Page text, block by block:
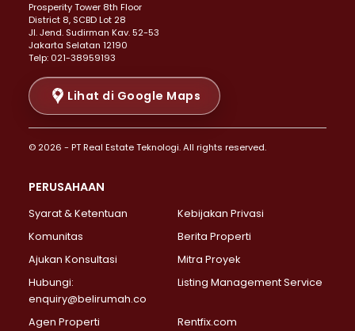
Properti Dijual di Menteng >
Properti Dijual di Senen >
Properti Dijual di Tanah Abang >
Properti Dijual di Cikini >
Properti Dijual di Kramat >
Properti Dijual di Pasar Baru >
Properti Dijual di Bendungan Hilir >
Properti Dijual di Jakarta Selatan >
Properti Dijual di Lebak Bulus >
Properti Dijual di Gandaria Selatan >
Properti Dijual di Pondok Labu >
Properti Dijual di Lenteng Agung >
Properti Dijual di Senayan >
Properti Dijual di Pondok Pinang >
Prosperity Tower 8th Floor
District 8, SCBD Lot 28
JI. Jend. Sudirman Kav. 52-53
Jakarta Selatan 12190
Telp: 021-38959193
Lihat di Google Maps
© 2026 - PT Real Estate Teknologi. All rights reserved.
PERUSAHAAN
Syarat & Ketentuan
Kebijakan Privasi
Komunitas
Berita Properti
Ajukan Konsultasi
Mitra Proyek
Hubungi:
enquiry@belirumah.co
Listing Management Service
Agen Properti Rentfix.com